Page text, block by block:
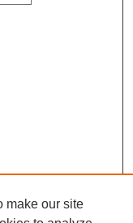
make our site